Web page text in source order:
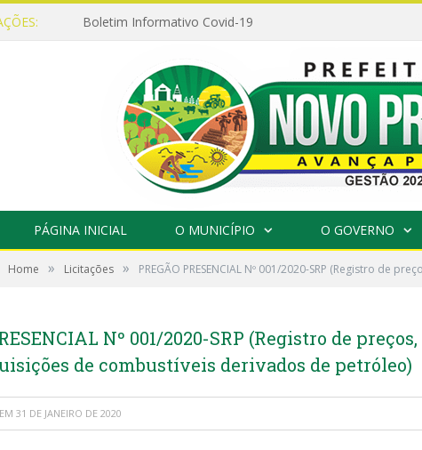
Boletim Informativo Covid-19
PÁGINA INICIAL O MUNICÍPIO O GOVERNO
Home » Licitações » PREGÃO PRESENCIAL Nº 001/2020-SRP (Registro de
Nº 001/2020-SRP (Registro de
de combustíveis derivados de petróleo)
EM 31 DE JANEIRO DE 2020